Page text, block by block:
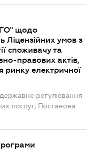
щодо
умов з
споживачу та
правових актів,
електричної
регулювання
послуг, Постанова